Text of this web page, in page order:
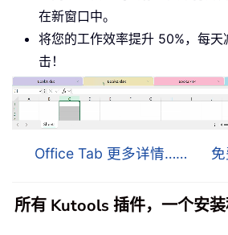
在新窗口中。
将您的工作效率提升 50%，每天
击！
Office Tab 更多详情……
所有 Kutools 插件，一个安